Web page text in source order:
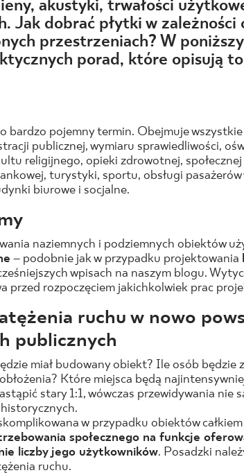
FOLLOW US
akustyki, trwałości
Jak dobrać płytki w
przestrzeniach? W
porad, które opisują
bardzo pojemny termin. Obejmuje wszystkie
publicznej, wymiaru sprawiedliwości,
religijnego, opieki zdrowotnej,
turystyki, sportu, obsługi
biurowe i socjalne.
naziemnych i podziemnych obiektów
– podobnie jak w przypadku projektowania
wpisach na naszym blogu.
przed rozpoczęciem jakichkolwiek prac
ruchu w nowo
publicznych
miał budowany obiekt? Ile osób będzie
Które miejsca będą
stary 1:1, wówczas przewidywania nie
w przypadku obiektów
społecznego na funkcje
liczby jego użytkowników. Posadzki
ruchu.